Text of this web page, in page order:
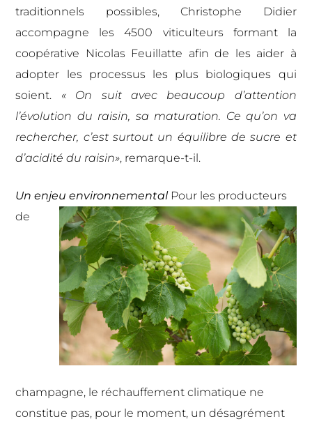
traditionnels possibles, Christophe Didier
accompagne les 4500 viticulteurs formant la
coopérative Nicolas Feuillatte afin de les aider à
adopter les processus les plus biologiques qui
soient. « On suit avec beaucoup d’attention
l’évolution du raisin, sa maturation. Ce qu’on va
rechercher, c’est surtout un équilibre de sucre et
d’acidité du raisin», remarque-t-il.
Un enjeu environnemental Pour les producteurs
de
champagne, le réchauffement climatique ne
constitue pas, pour le moment, un désagrément